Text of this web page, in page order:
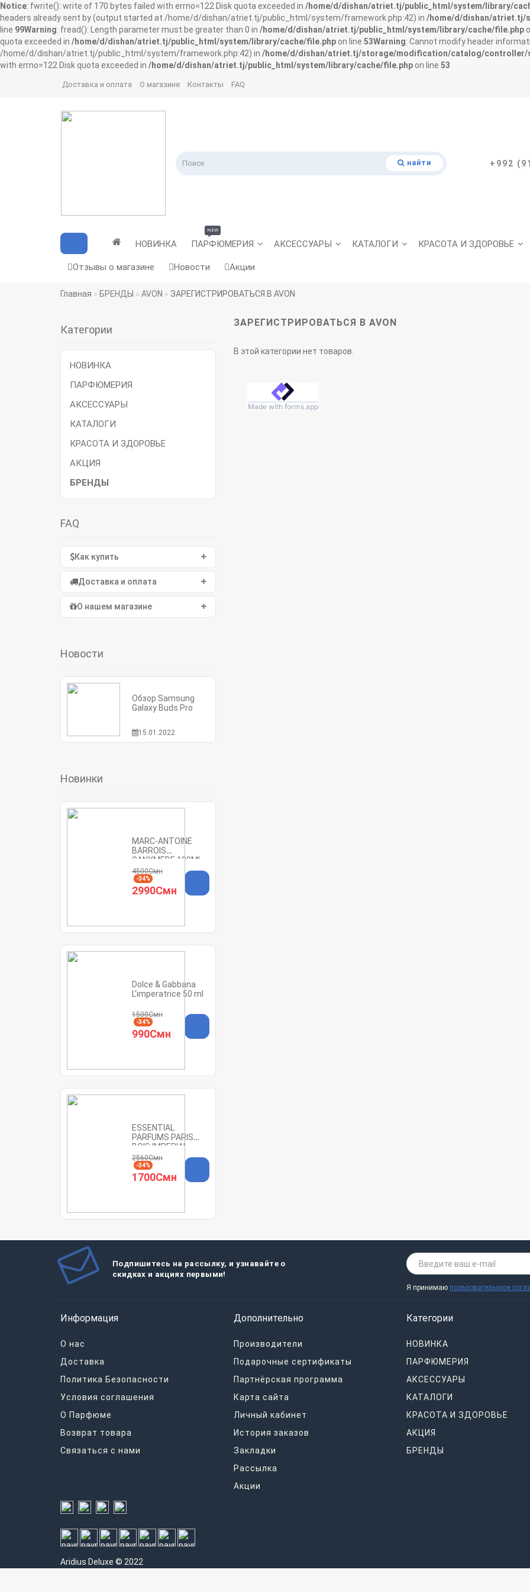
Notice: fwrite(): write of 170 bytes failed with errno=122 Disk quota exceeded in /home/d/dishan/atriet.tj/public_html/system/library/
headers already sent by (output started at /home/d/dishan/atriet.tj/public_html/system/framework.php:42) in /home/d/dishan/
line 99Warning: fread(): Length parameter must be greater than 0 in /home/d/dishan/atriet.tj/public_html/system/library/cache/file.php
quota exceeded in /home/d/dishan/atriet.tj/public_html/system/library/cache/file.php on line 53Warning: Cannot modify header
/home/d/dishan/atriet.tj/public_html/system/framework.php:42) in /home/d/dishan/atriet.tj/storage/modification/catalog/controller/
with errno=122 Disk quota exceeded in /home/d/dishan/atriet.tj/public_html/system/library/cache/file.php on line 53
Доставка и оплата О магазине Контакты FAQ
найти +992
НОВИНКА ПАРФЮМЕРИЯ
NEW
АКСЕССУАРЫ КАТАЛОГИ КРАСОТА И ЗДОРОВЬЕ
Отзывы о магазине Новости Акции
Главная БРЕНДЫ AVON ЗАРЕГИСТРИРОВАТЬСЯ В AVON
Категории
НОВИНКА
ПАРФЮМЕРИЯ
АКСЕССУАРЫ
КАТАЛОГИ
КРАСОТА И ЗДОРОВЬЕ
АКЦИЯ
БРЕНДЫ
FAQ
Как купить
Доставка и оплата
О нашем магазине
Новости
Обзор Samsung
Galaxy Buds Pro
15.01.2022
Новинки
MARC-ANTOINE
BARROIS
GANYMEDE 100ML
4500Смн
-34%
2990Смн
Dolce & Gabbana
L'imperatrice 50 ml
1500Смн
-34%
990Смн
ESSENTIAL
PARFUMS PARIS
BOIS IMPERIAL
refillable 100ML
2560Смн
-34%
1700Смн
ЗАРЕГИСТРИРОВАТЬСЯ В AVON
В этой категории нет товаров.
Подпишитесь на рассылку, и узнавайте о
скидках и акциях первыми!
Я принимаю пользовательское
Информация
О нас
Доставка
Политика Безопасности
Условия соглашения
О Парфюме
Возврат товара
Связаться с нами
Дополнительно
Производители
Подарочные сертификаты
Партнёрская программа
Карта сайта
Личный кабинет
История заказов
Закладки
Рассылка
Акции
Категории
НОВИНКА
ПАРФЮМЕРИЯ
АКСЕССУАРЫ
КАТАЛОГИ
КРАСОТА И ЗДОРОВЬЕ
АКЦИЯ
БРЕНДЫ
Aridius Deluxe © 2022